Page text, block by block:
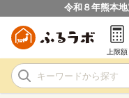
令和８年熊本
上限額